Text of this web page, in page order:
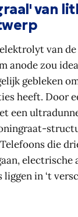
van
van de
anode zou
gebleken
heeft. Door
een
die
electrische
liggen in ‘t